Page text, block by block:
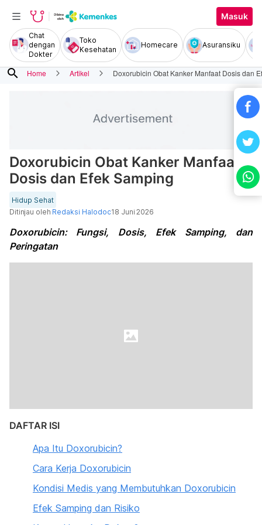
Masuk
Chat
dengan
Dokter
Toko
Kesehatan
Homecare Asuransiku
search Home Artikel Doxorubicin Obat Kanker Manfaat Dosis dan
Doxorubicin Obat Kanker Manfaat
Dosis dan Efek Samping
Hidup Sehat
Ditinjau oleh Redaksi Halodoc18 Juni 2026
Doxorubicin: Fungsi, Dosis, Efek Samping, dan
Peringatan
DAFTAR ISI
Apa Itu Doxorubicin?
Cara Kerja Doxorubicin
Kondisi Medis yang Membutuhkan Doxorubicin
Efek Samping dan Risiko